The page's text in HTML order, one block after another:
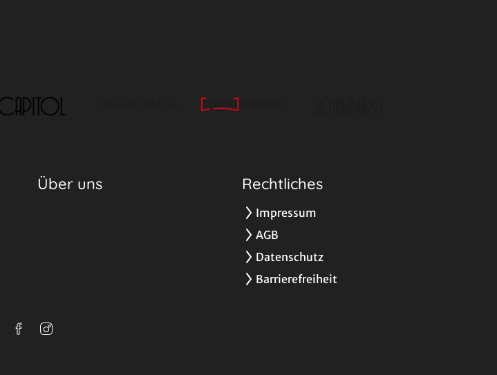
Über uns Rechtliches
Impressum
AGB
Datenschutz
Barrierefreiheit